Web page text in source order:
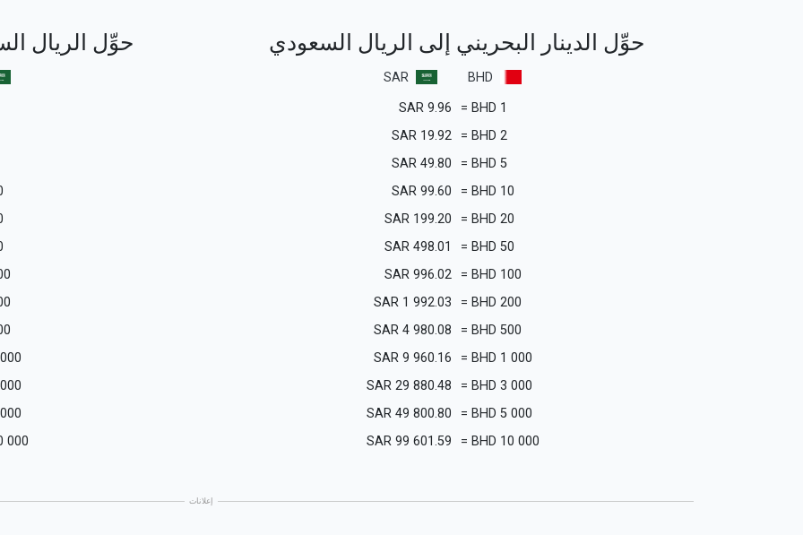
حوِّل الدينار البحريني إلى الريال السعودي
BHD
SAR
1
BHD
=
9.96
SAR
2
BHD
=
19.92
SAR
5
BHD
=
49.80
SAR
10
BHD
=
99.60
SAR
20
BHD
=
199.20
SAR
50
BHD
=
498.01
SAR
100
BHD
=
996.02
SAR
200
BHD
=
1 992.03
SAR
500
BHD
=
4 980.08
SAR
1 000
BHD
=
9 960.16
SAR
3 000
BHD
=
29 880.48
SAR
5 000
BHD
=
49 800.80
SAR
10 000
BHD
=
99 601.59
SAR
حوِّل الريال
000
إعلانات